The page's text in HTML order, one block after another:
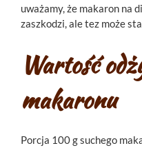
uważamy, że makaron na
zaszkodzi, ale tez może
Wartość
makaronu
Porcja 100 g suchego